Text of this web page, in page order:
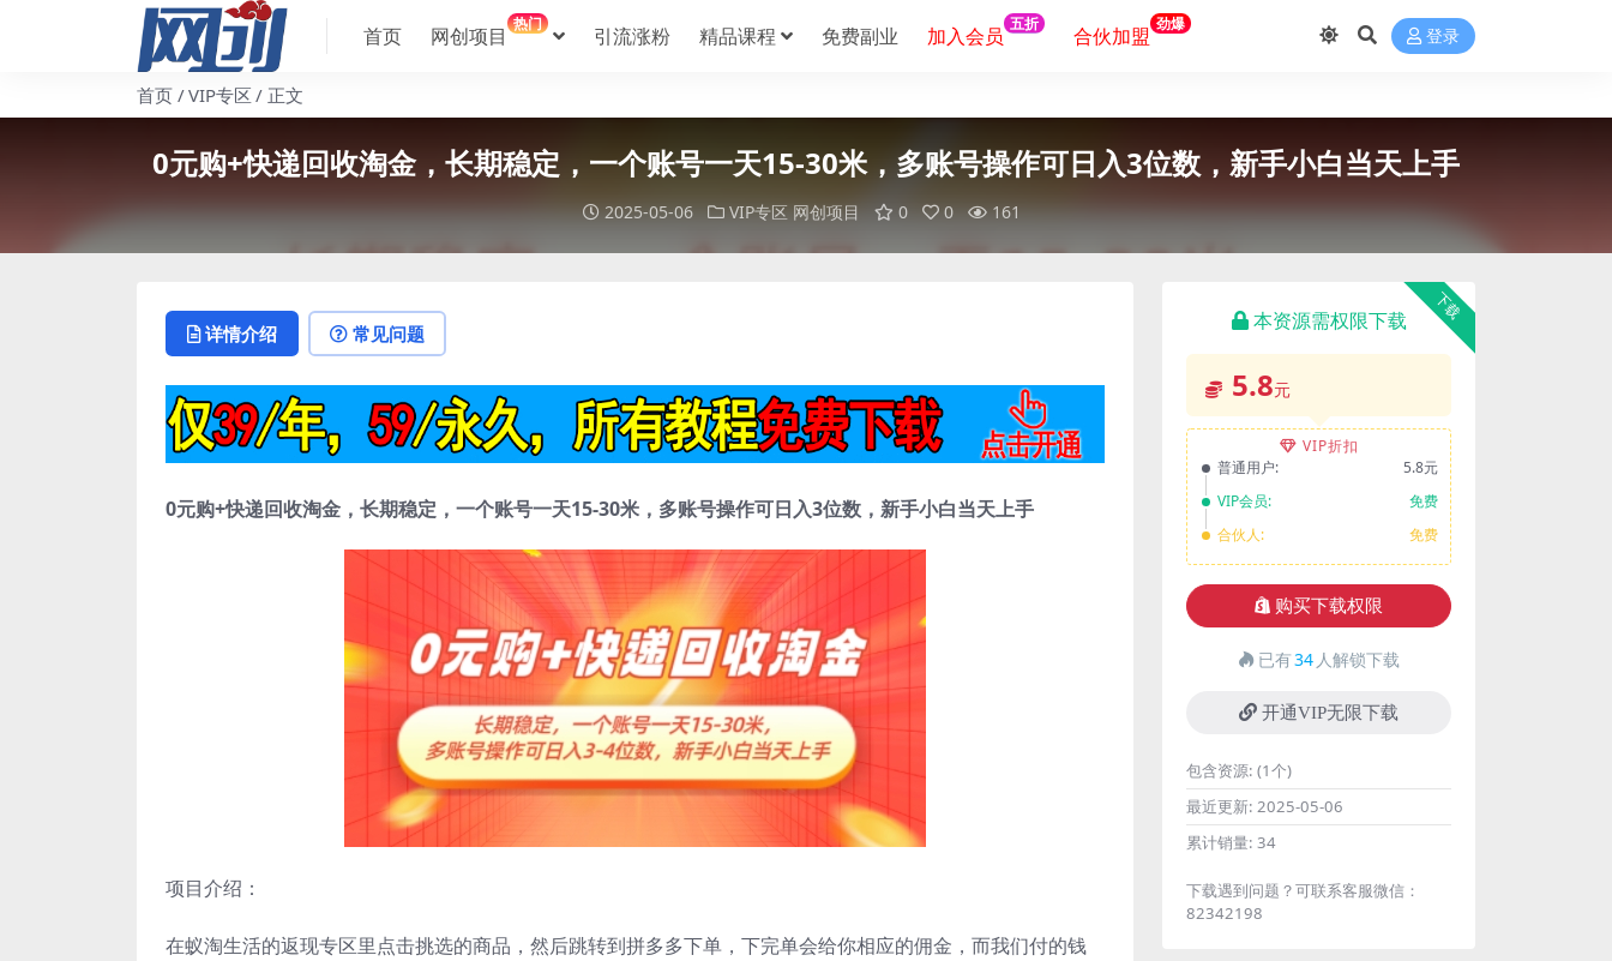
首页 网创项目 热门 引流涨粉 精品课程 免费副业 加入会员 五折 合伙加盟 劲爆
登录
首页 VIP专区 正文
0元购+快递回收淘金，长期稳定，一个账号一天15-30米，多账号操作可日入3位数，新手小白当天上手
2025-05-06 VIP专区 网创项目 0 0 161
详情介绍 常见问题
0元购+快递回收淘金，长期稳定，一个账号一天15-30米，多账号操作可日入3位数，新手小白当天上手
项目介绍：
在蚁淘生活的返现专区里点击挑选的商品，然后跳转到拼多多下单，下完单会给你相应的佣金，而我们付的钱
下载
本资源需权限下载
5.8元
VIP折扣
普通用户:
5.8元
VIP会员:
免费
合伙人:
免费
购买下载权限
已有34 人解锁下载
开通VIP无限下载
包含资源: (1个)
最近更新: 2025-05-06
累计销量: 34
下载遇到问题？可联系客服微信：
82342198